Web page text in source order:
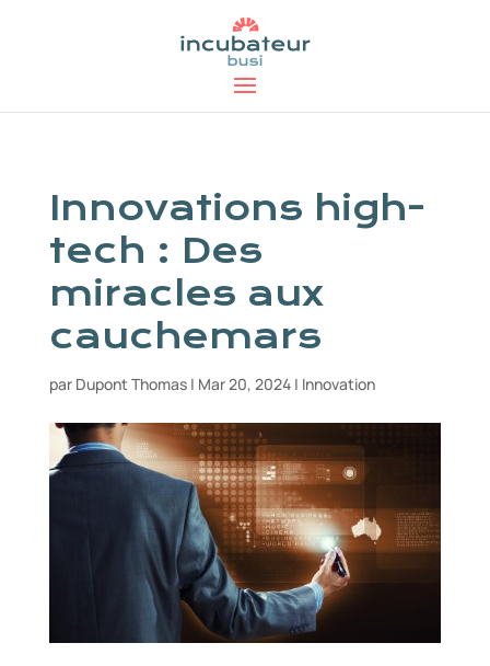
Innovations high-
tech : Des
miracles aux
cauchemars
par Dupont Thomas| Mar 20, 2024| Innovation